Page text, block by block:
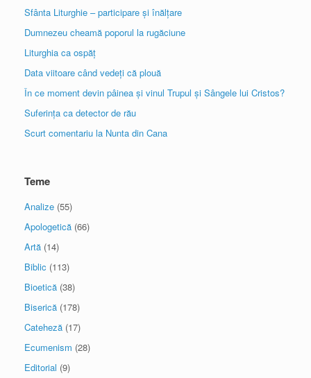
Sfânta Liturghie – participare și înălțare
Dumnezeu cheamă poporul la rugăciune
Liturghia ca ospăț
Data viitoare când vedeți că plouă
În ce moment devin pâinea și vinul Trupul și Sângele lui Cristos?
Suferința ca detector de rău
Scurt comentariu la Nunta din Cana
Teme
Analize (55)
Apologetică (66)
Artă (14)
Biblic (113)
Bioetică (38)
Biserică (178)
Cateheză (17)
Ecumenism (28)
Editorial (9)